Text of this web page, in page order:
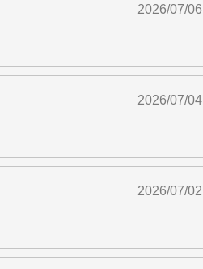
2026/07/06
2026/07/04
2026/07/02